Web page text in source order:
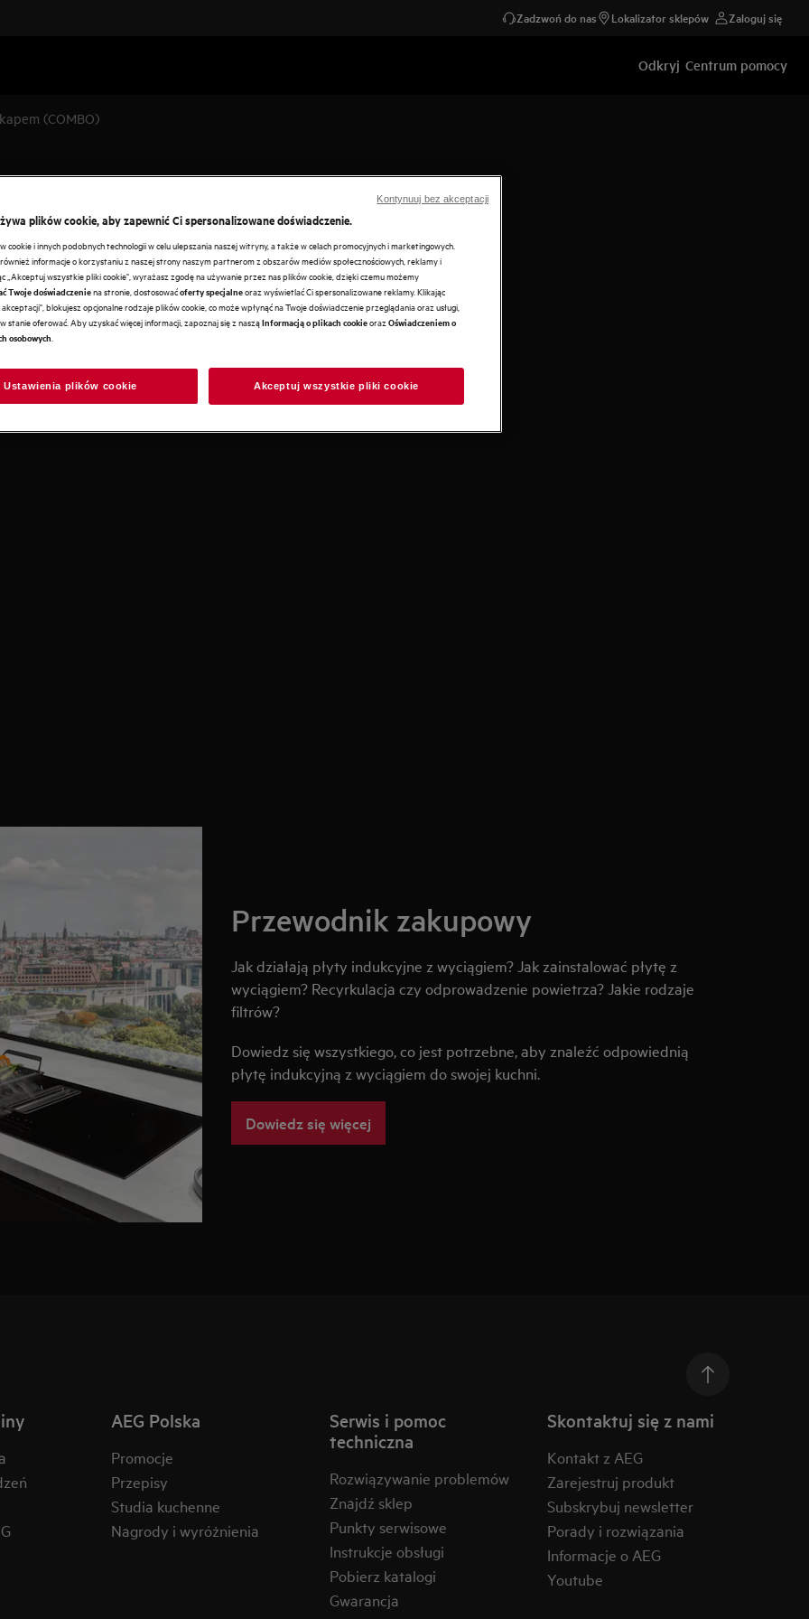
Zadzwoń do nas Lokalizator sklepów Zaloguj się
Odkryj Centrum pomocy
(COMBO)
zintegrowany okap
Przewodnik zakupowy
Jak działają płyty indukcyjne z wyciągiem? Jak zainstalować płytę z
wyciągiem? Recyrkulacja czy odprowadzenie powietrza? Jakie rodzaje
filtrów?
Dowiedz się wszystkiego, co jest potrzebne, aby znaleźć odpowiednią
płytę indukcyjną z wyciągiem do swojej kuchni.
Dowiedz się więcej
AEG Polska
Promocje
Przepisy
Studia kuchenne
Nagrody i wyróżnienia
Serwis i pomoc
techniczna
Rozwiązywanie problemów
Znajdź sklep
Punkty serwisowe
Instrukcje obsługi
Pobierz katalogi
Gwarancja
Skontaktuj się z nami
Kontakt z AEG
Zarejestruj produkt
Subskrybuj newsletter
Porady i rozwiązania
Informacje o AEG
Youtube
plików cookie, aby zapewnić Ci spersonalizowane doświadczenie.
cookie i innych podobnych technologii w celu ulepszania naszej witryny, a także w celach promocyjnych i marketingowych.
informacje o korzystaniu z naszej strony naszym partnerom z obszarów mediów społecznościowych, reklamy i
„Akceptuj wszystkie pliki cookie", wyrażasz zgodę na używanie przez nas plików cookie, dzięki czemu możemy
Twoje doświadczeniena stronie, dostosowaćoferty specjalneoraz wyświetlać Ci spersonalizowane reklamy. Klikając
akceptacji", blokujesz opcjonalne rodzaje plików cookie, co może wpłynąć na Twoje doświadczenie przeglądania oraz usługi,
stanie oferować. Aby uzyskać więcej informacji, zapoznaj się z nasząInformacją o plikach cookieoraz Oświadczeniem o
osobowych
Ustawienia plików cookie Akceptuj wszystkie pliki cookie
Kontynuuj bez akceptacji